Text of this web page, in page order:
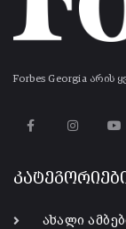
Forbes Georgia არის
ახალი